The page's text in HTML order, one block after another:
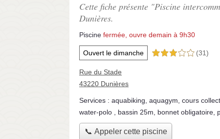
Cette fiche présente "Piscine
Dunières.
Piscine fermée, ouvre demain à 9h30
Ouvert le dimanche 3,0 étoiles sur 5 (31)
Rue du Stade
43220 Dunières
Services : aquabiking aquagym cours
water-polo
bassin 25m bonnet obligatoire
📞 Appeler cette piscine